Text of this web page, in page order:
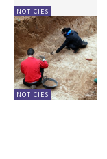
NOTÍCIES
NOTÍCIES